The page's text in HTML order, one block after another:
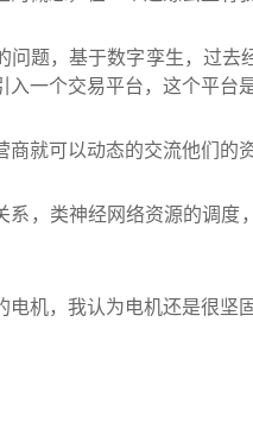
问题，基于数字孪生，过去
入一个交易平台，这个平台
商就可以动态的交流他们的
系，类神经网络资源的调度
电机，我认为电机还是很坚